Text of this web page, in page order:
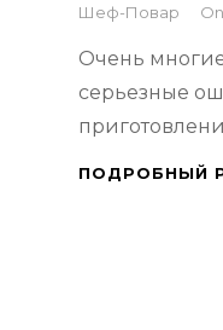
By
Шеф-Повар On
Очень
серьезные
ПОДРОБНЫЙ